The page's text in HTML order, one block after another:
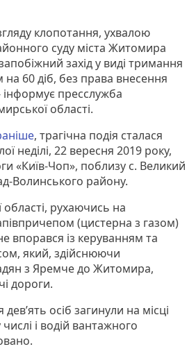
клопотання, ухвалою
суду міста Житомира
захід у виді тримання
60 діб, без права внесення
інформує пресслужба
області.
, трагічна подія сталася
неділі, 22 вересня 2019 року,
«Київ-Чоп», поблизу с. Великий
Волинського району.
рухаючись на
(цистерна з газом)
впорався із керуванням та
який, здійснюючи
з Яремче до Житомира,
дороги.
дев’ять осіб загинули на місці
і водій вантажного